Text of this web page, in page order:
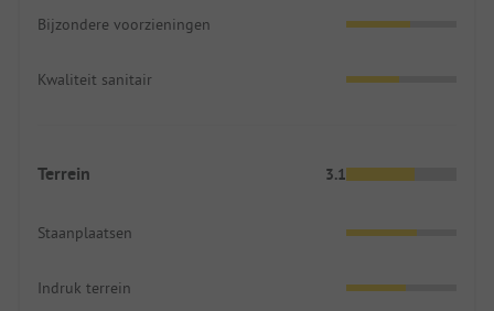
Bijzondere voorzieningen
Kwaliteit sanitair
Terrein 3.1
Staanplaatsen
Indruk terrein